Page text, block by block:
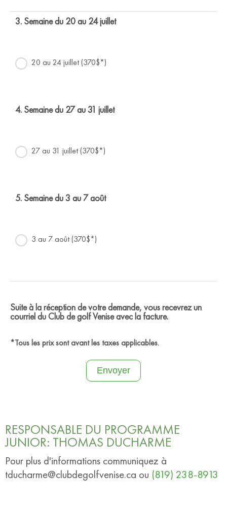
3. Semaine du 20 au 24 juillet
20 au 24 juillet (370$*)
4. Semaine du 27 au 31 juillet
27 au 31 juillet (370$*)
5. Semaine du 3 au 7 août
3 au 7 août (370$*)
Suite à la réception de votre demande, vous recevrez un
courriel du Club de golf Venise avec la facture.
*Tous les prix sont avant les taxes applicables.
Envoyer
RESPONSABLE DU PROGRAMME
JUNIOR: THOMAS DUCHARME
Pour plus d'informations communiquez à
tducharme@clubdegolfvenise.ca ou (819) 238-8913